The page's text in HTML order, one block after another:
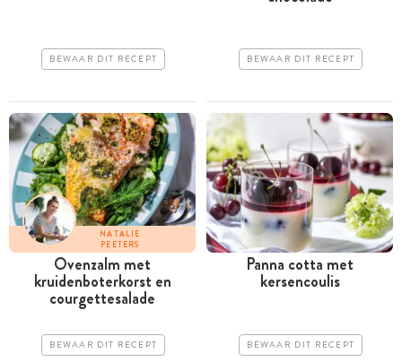
BEWAAR DIT RECEPT BEWAAR DIT RECEPT
NATALIE
PEETERS
Ovenzalm met
kruidenboterkorst en
courgettesalade
BEWAAR DIT RECEPT
Panna cotta met
kersencoulis
BEWAAR DIT RECEPT